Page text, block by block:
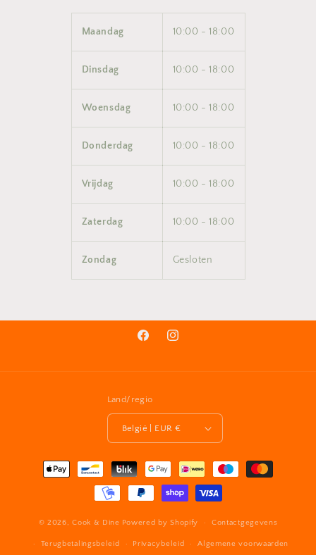
Maandag 10:00 - 18:00
Dinsdag 10:00 - 18:00
Woensdag 10:00 - 18:00
Donderdag 10:00 - 18:00
Vrijdag 10:00 - 18:00
Zaterdag 10:00 - 18:00
Zondag Gesloten
FacebookInstagram
Land/regio
België | EUR €
Betaalmethoden
© 2026,Cook & Dine Powered by Shopify Contactgegevens
Terugbetalingsbeleid Privacybeleid Algemene voorwaarden